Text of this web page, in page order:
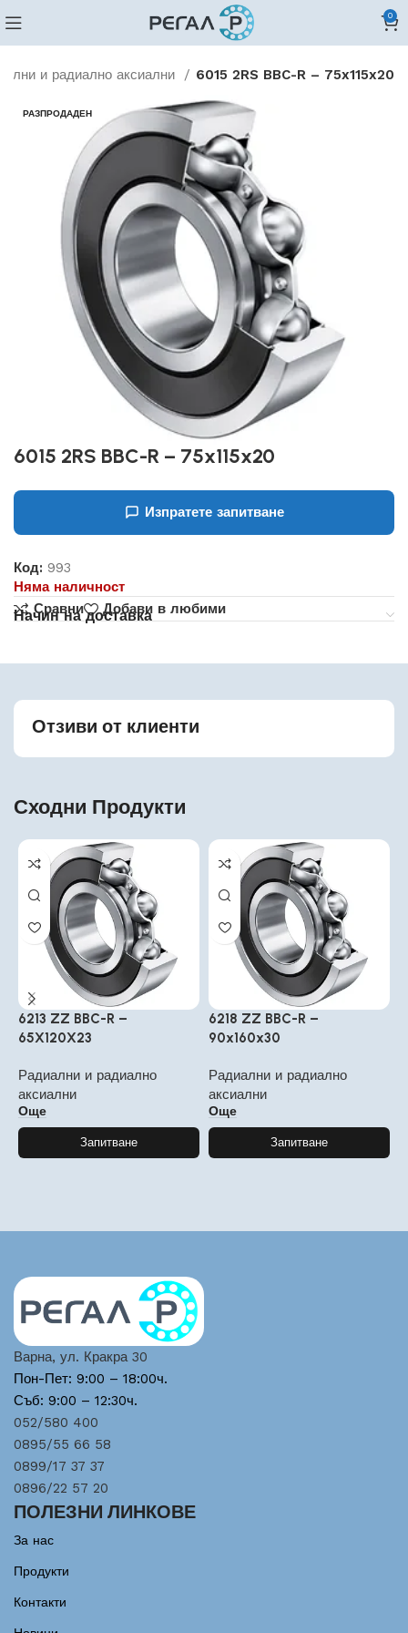
0
и радиално аксиални 6015 2RS BBC-R – 75x115x20
РАЗПРОДАДЕН
6015 2RS BBC-R – 75x115x20
Изпратете запитване
Код: 993
Няма наличност
Сравни
Добави в любими
Начин на доставка
Отзиви от клиенти
Сходни Продукти
6213 ZZ BBC-R –
65X120X23
Радиални и радиално
аксиални
Още
Запитване
6218 ZZ BBC-R –
90x160x30
Радиални и радиално
аксиални
Още
Запитване
Варна, ул. Кракра 30
Пон-Пет: 9:00 – 18:00ч.
Съб: 9:00 – 12:30ч.
052/580 400
0895/55 66 58
0899/17 37 37
0896/22 57 20
ПОЛЕЗНИ ЛИНКОВЕ
За нас
Продукти
Контакти